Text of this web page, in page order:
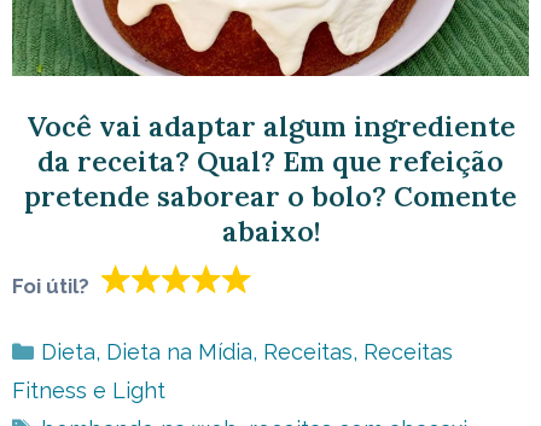
Você vai adaptar algum ingrediente
da receita? Qual? Em que refeição
pretende saborear o bolo? Comente
abaixo!
Foi útil?
Categorias
Dieta, Dieta na Mídia, Receitas, Receitas
Fitness e Light